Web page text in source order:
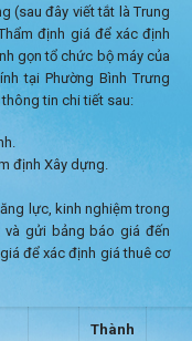
(sau đây viết tắt là Trung
định giá để xác định
gọn tổ chức bộ máy của
tại Phường Bình Trưng
thông tin chi tiết sau:
định Xây dựng.
lực, kinh nghiệm trong
gửi bảng báo giá đến
để xác định giá thuê cơ
Thành